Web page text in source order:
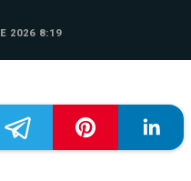
2026 8:19